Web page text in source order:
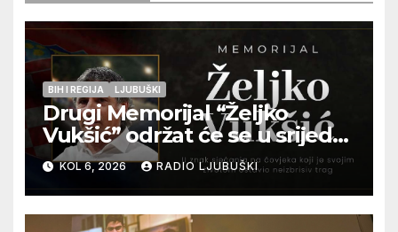
BIH I REGIJA LJUBUŠKI
Drugi Memorijal “Željko
Vukšić” održat će se u srijedu
12. kolovoza u Otoku
KOL 6, 2026 RADIO LJUBUŠKI